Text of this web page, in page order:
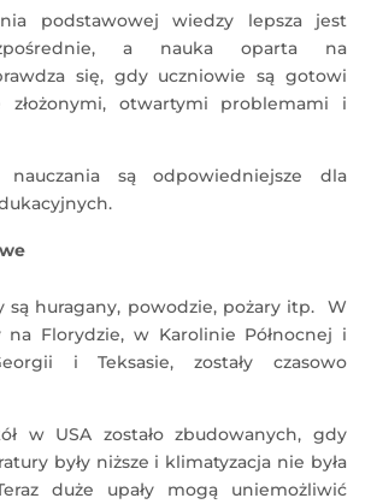
podstawowej wiedzy lepsza jest
a nauka oparta na
się, gdy uczniowie są gotowi
złożonymi, otwartymi problemami i
nauczania są odpowiedniejsze dla
są huragany, powodzie, pożary itp. W
na Florydzie, w Karolinie Północnej i
i Teksasie, zostały czasowo
w USA zostało zbudowanych, gdy
były niższe i klimatyzacja nie była
duże upały mogą uniemożliwić